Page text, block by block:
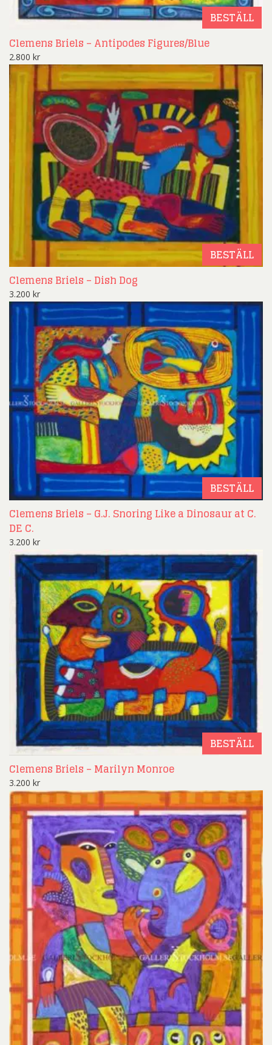
BESTÄLL
Clemens Briels – Antipodes Figures/Blue
2.800 kr
BESTÄLL
Clemens Briels – Dish Dog
3.200 kr
BESTÄLL
Clemens Briels – G.J. Snoring Like a Dinosaur at C.
DE C.
3.200 kr
BESTÄLL
Clemens Briels – Marilyn Monroe
3.200 kr